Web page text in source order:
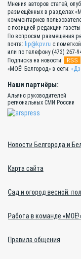
Мнения авторов статей,
размещённых в разделах
комментариев
с позицией редакции
По вопросам размещения
почта: lip@kpv.ru с
или по телефону (473) 267-
Подписка на новости:
RSS
«МОЁ! Белгород» в сети:
Наши партнёры:
Альянс руководителей
региональных СМИ России
Новости Белгорода и
Карта сайта
Сад и огород весной:
Работа в команде
Правила общения